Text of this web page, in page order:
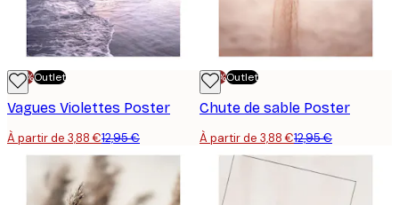
-70%Outlet
Vagues Violettes Poster
À partir de 3,88 €12,95 €
-70%Outlet
Chute de sable Poster
À partir de 3,88 €12,95 €